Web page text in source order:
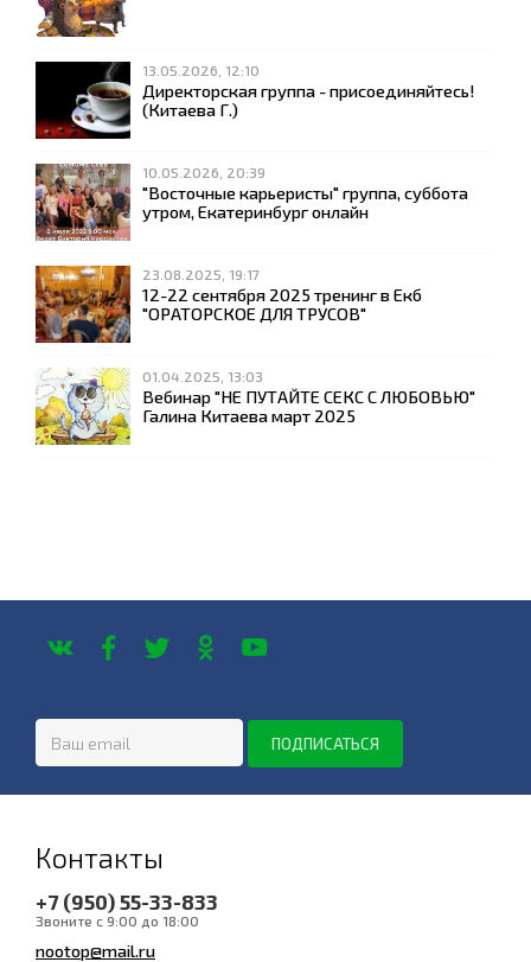
13.05.2026, 12:10
Директорская группа - присоединяйтесь!
(Китаева Г.)
10.05.2026, 20:39
"Восточные карьеристы" группа, суббота
утром, Екатеринбург онлайн
23.08.2025, 19:17
12-22 сентября 2025 тренинг в Екб
"ОРАТОРСКОЕ ДЛЯ ТРУСОВ"
01.04.2025, 13:03
Вебинар "НЕ ПУТАЙТЕ СЕКС С ЛЮБОВЬЮ"
Галина Китаева март 2025
Контакты
+7 (950) 55-33-833
Звоните с 9:00 до 18:00
nootop@mail.ru